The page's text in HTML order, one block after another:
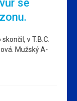
se
v T.B.C.
Mužský A-